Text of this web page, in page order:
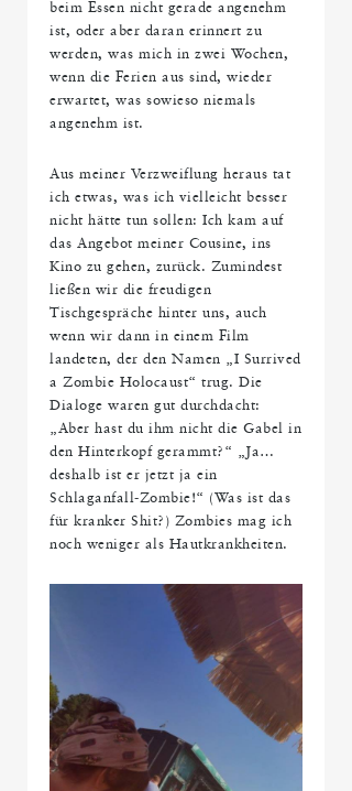
beim Essen nicht gerade angenehm
ist, oder aber daran erinnert zu
werden, was mich in zwei Wochen,
wenn die Ferien aus sind, wieder
erwartet, was sowieso niemals
angenehm ist.
Aus meiner Verzweiflung heraus tat
ich etwas, was ich vielleicht besser
nicht hätte tun sollen: Ich kam auf
das Angebot meiner Cousine, ins
Kino zu gehen, zurück. Zumindest
ließen wir die freudigen
Tischgespräche hinter uns, auch
wenn wir dann in einem Film
landeten, der den Namen „I Surrived
a Zombie Holocaust“ trug. Die
Dialoge waren gut durchdacht:
„Aber hast du ihm nicht die Gabel in
den Hinterkopf gerammt?“ „Ja…
deshalb ist er jetzt ja ein
Schlaganfall-Zombie!“ (Was ist das
für kranker Shit?) Zombies mag ich
noch weniger als Hautkrankheiten.